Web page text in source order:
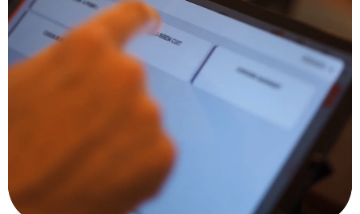
POURQUOI CHOISIR
NOS SOLUTIONS
DE PAIEMENT POUR
VOTRE MAGASIN ?